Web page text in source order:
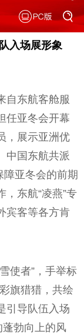
入场展形象
自东航客舱服
任亚冬会开幕
，展示亚洲优
中国东航共派
障亚冬会的前期
东航“凌燕”专
宾客等各方肯
使者”，手举标
旗猎猎，共绘
引导队伍入场
蓬勃向上的风